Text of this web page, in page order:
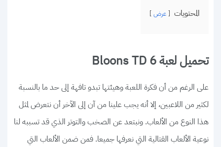
المحتويات عرض
تحميل لعبة Bloons TD 6
على الرغم من أن فكرة اللعبة وهيئتها تبدو تافهة إلى حد ما بالنسبة
لكثير من اللاعبين، إلا أنه يجب علينا من آن إلى الآخر أن نتعرض لمثل
هذا النوع من الألعاب. ونبتعد عن الصخب والتوتر الذي قد تسببه لنا
نوعية الألعاب القتالية التي نعرفها جميعا. فمن ضمن الألعاب التي